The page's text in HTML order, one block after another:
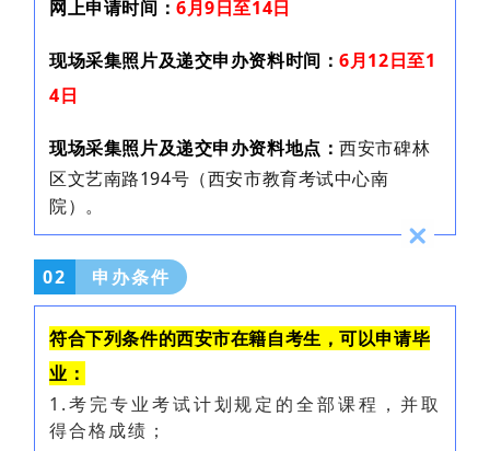
网上申请时间：6月9日至14日
现场采集照片及递交申办资料时间：6月12日至1
4日
现场采集照片及递交申办资料地点：西安市碑林
区文艺南路194号（西安市教育考试中心南
院）。
02 申办条件
符合下列条件的西安市在籍自考生，可以申请毕
业：
1.考完专业考试计划规定的全部课程，并取
得合格成绩；